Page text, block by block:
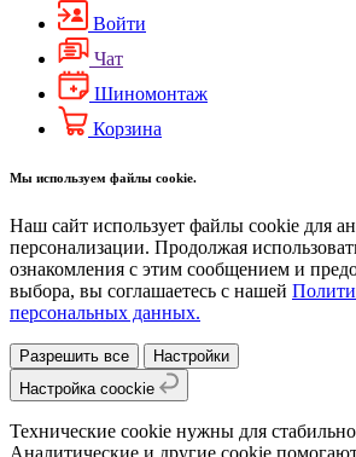
Войти
Чат
Шиномонтаж
Корзина
Мы используем файлы cookie.
Наш сайт использует файлы cookie для
персонализации. Продолжая
ознакомления с этим сообщением и
выбора, вы соглашаетесь с нашей
персональных данных.
Разрешить все
Настройки
Настройка coockie
Технические cookie нужны для
Аналитические и другие cookie